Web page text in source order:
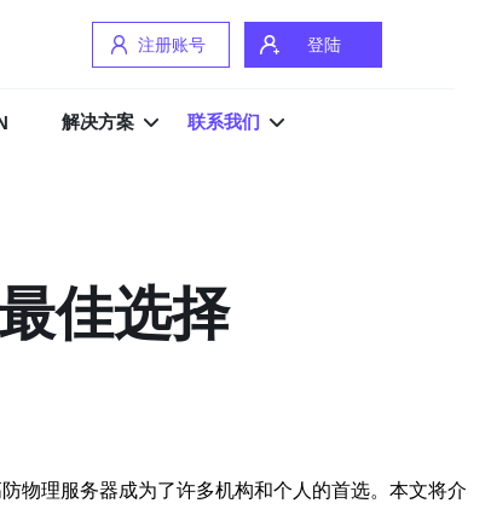
注册账号 登陆
解决方案 联系我们
佳选择
物理服务器成为了许多机构和个人的首选。本文将介